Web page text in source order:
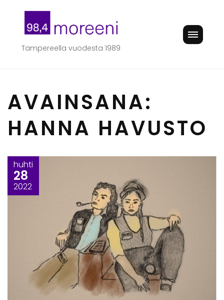
content
Tampereella vuodesta 1989
AVAINSANA:
HANNA HAVUSTO
huhti
28
2022